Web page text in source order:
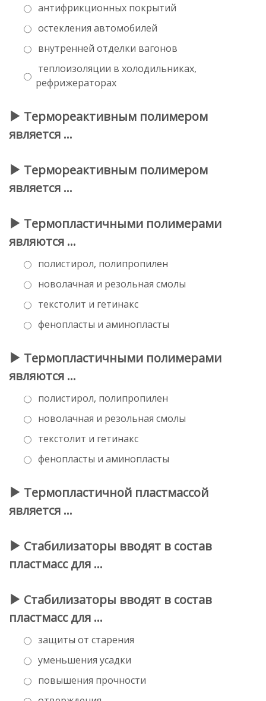
антифрикционных покрытий
остекления автомобилей
внутренней отделки вагонов
теплоизоляции в холодильниках,
рефрижераторах
Термореактивным полимером
является …
Термореактивным полимером
является …
Термопластичными полимерами
являются …
полистирол, полипропилен
новолачная и резольная смолы
текстолит и гетинакс
фенопласты и аминопласты
Термопластичными полимерами
являются …
полистирол, полипропилен
новолачная и резольная смолы
текстолит и гетинакс
фенопласты и аминопласты
Термопластичной пластмассой
является …
Стабилизаторы вводят в состав
пластмасс для …
Стабилизаторы вводят в состав
пластмасс для …
защиты от старения
уменьшения усадки
повышения прочности